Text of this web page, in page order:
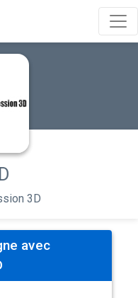
3D
avec